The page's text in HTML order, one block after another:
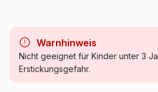
Kategorie
Warnhinweis
Nicht geeignet für Kinder unter 3
Erstickungsgefahr.